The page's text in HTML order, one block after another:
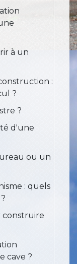
à un
:
?
?
d'une
ou un
: quels
construire
cave ?